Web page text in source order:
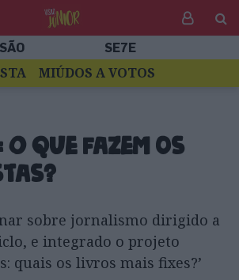
SE7E
MIÚDOS A VOTOS
que fazem os
sobre jornalismo dirigido a
e integrado o projeto
quais os livros mais fixes?’